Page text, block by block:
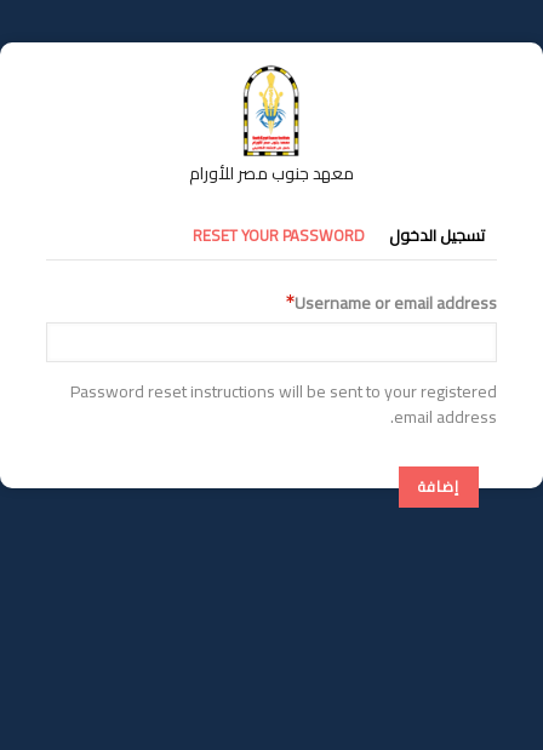
إلى
المحتوى
معهد جنوب مصر للأورام
التبويبات
الأساسية
تسجيل الدخول RESET YOUR PASSWORD
Username or email address
Password reset instructions will be sent to your registered
email address.